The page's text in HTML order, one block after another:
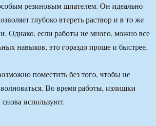
резиновым шпателем. Он идеально
глубоко втереть раствор и в то же
Однако, если работы не много, можно все
навыков, это гораздо проще и быстрее.
поместить без того, чтобы не
Во время работы, излишки
используют.